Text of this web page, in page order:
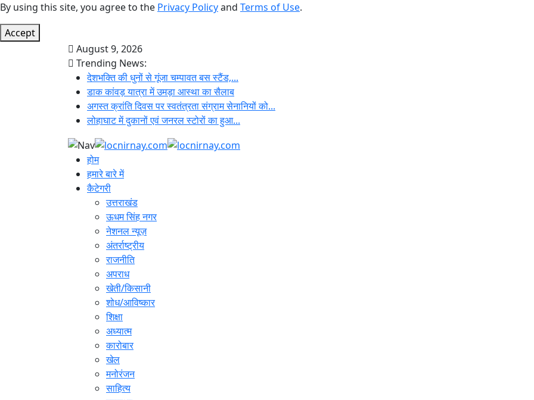
By using this site, you agree to the Privacy Policyand Terms of Use.
Accept
August 9, 2026
Trending News:
देशभक्ति की धुनों से गूंजा चम्पावत बस स्टैंड,...
डाक कांवड़ यात्रा में उमड़ा आस्था का सैलाब
अगस्त क्रांति दिवस पर स्वतंत्रता संग्राम सेनानियों को...
लोहाघाट में दुकानों एवं जनरल स्टोरों का हुआ...
होम
हमारे बारे में
कैटेगरी
उत्तराखंड
ऊधम सिंह नगर
नेशनल न्यूज़
अंतर्राष्ट्रीय
राजनीति
अपराध
खेती/किसानी
शोध/आविष्कार
शिक्षा
अध्यात्म
कारोबार
खेल
मनोरंजन
साहित्य